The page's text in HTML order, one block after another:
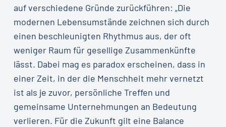
auf verschiedene Gründe zurückführen: „Die
modernen Lebensumstände zeichnen sich durch
einen beschleunigten Rhythmus aus, der oft
weniger Raum für gesellige Zusammenkünfte
lässt. Dabei mag es paradox erscheinen, dass in
einer Zeit, in der die Menschheit mehr vernetzt
ist als je zuvor, persönliche Treffen und
gemeinsame Unternehmungen an Bedeutung
verlieren. Für die Zukunft gilt eine Balance